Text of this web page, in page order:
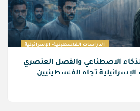
الدراسات الفلسطينية- الإسرائيلية
الاصطناعي والفصل العنصري
تجاه الفلسطينيين